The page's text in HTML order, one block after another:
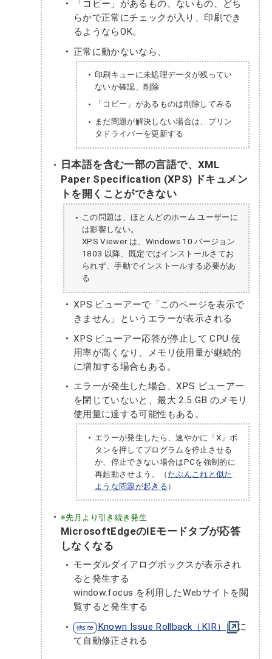
「コピー」があるもの、ないもの、どち
らかで正常にチェックが入り、印刷でき
るようならOK。
正常に動かないなら、
印刷キューに未処理データが残ってい
ないか確認、削除
「コピー」があるものは削除してみる
まだ問題が解決しない場合は、プリン
タドライバーを更新する
日本語を含む一部の言語で、XML
Paper Specification (XPS) ドキュメン
トを開くことができない
この問題は、ほとんどのホーム ユーザーに
は影響しない。
XPS Viewer は、Windows 10 バージョン
1803 以降、既定ではインストールさてお
られず、手動でインストールする必要があ
る
XPS ビューアーで「このページを表示で
きません」というエラーが表示される
XPS ビューアー応答が停止して CPU 使
用率が高くなり、メモリ使用量が継続的
に増加する場合もある。
エラーが発生した場合、XPS ビューアー
を閉じていないと、最大 2.5 GB のメモリ
使用量に達する可能性もある。
エラーが発生したら、速やかに「X」ボ
タンを押してプログラムを停止させる
か、停止できない場合はPCを強制的に
再起動させよう。（ たぶんこれと似た
ような問題が起きる ）
※先月より引き続き発生
MicrosoftEdgeのIEモードタブが応答
しなくなる
モーダルダイアログボックスが表示され
ると発生する
window.focus を利用したWebサイトを閲
覧すると発生する
Known Issue Rollback（KIR）
に
て自動修正される